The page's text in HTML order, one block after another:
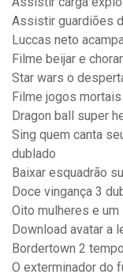
Assistir guardiões
Luccas neto
Filme beijar e
Star wars o
Filme jogos
Dragon ball super
Sing quem canta
dublado
Baixar esquadrão
Doce vingança 3
Oito mulheres e
Download avatar a
Bordertown 2
O exterminador do